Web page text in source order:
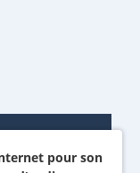
pour son